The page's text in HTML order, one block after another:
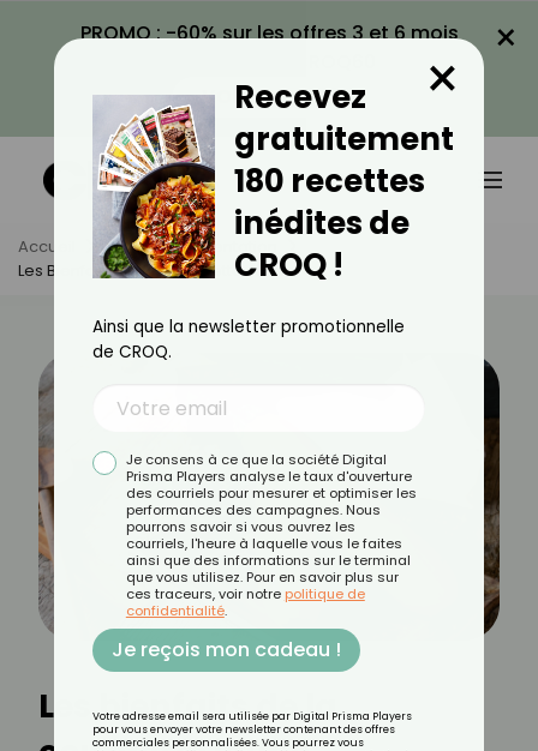
PROMO : -60% sur les offres 3 et 6 mois
VOIR LA PROMO
×
Accueil Actus
Alimentation
Les Bienfaits De La Courgette Jaune
Les bienfaits de la
Recevez
gratuitement
180 recettes
inédites de
CROQ !
×
Ainsi que la newsletter promotionnelle
de CROQ.
Je consens à ce que la société Digital
Prisma Players analyse le taux d'ouverture
des courriels pour mesurer et optimiser les
performances des campagnes. Nous
pourrons savoir si vous ouvrez les
courriels, l'heure à laquelle vous le faites
ainsi que des informations sur le terminal
que vous utilisez. Pour en savoir plus sur
ces traceurs, voir notre politique de
confidentialité.
Je reçois mon cadeau !
Votre adresse email sera utilisée par Digital Prisma Players
pour vous envoyer votre newsletter contenant des offres
commerciales personnalisées. Vous pourrez vous